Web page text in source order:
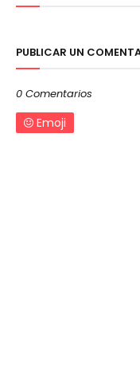
PUBLICAR UN
0 Comentarios
Emoji